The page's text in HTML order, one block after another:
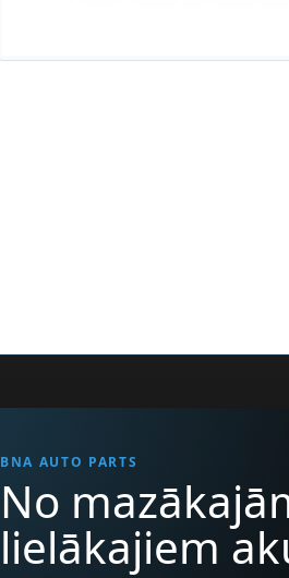
BNA AUTO PARTS
No
lielākajiem